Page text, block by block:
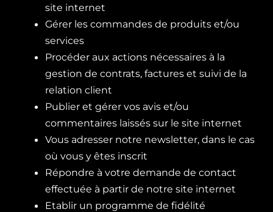
site internet
Gérer les commandes de produits et/ou
services
Procéder aux actions nécessaires à la
gestion de contrats, factures et suivi de la
relation client
Publier et gérer vos avis et/ou
commentaires laissés sur le site internet
Vous adresser notre newsletter, dans le cas
où vous y êtes inscrit
Répondre à votre demande de contact
effectuée à partir de notre site internet
Etablir un programme de fidélité